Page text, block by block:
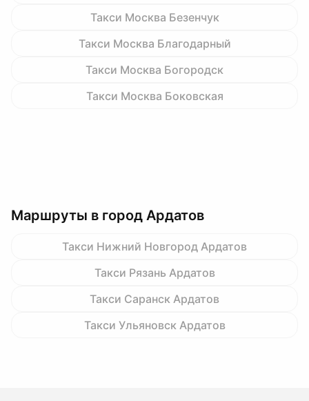
Такси Москва Безенчук
Такси Москва Благодарный
Такси Москва Богородск
Такси Москва Боковская
Маршруты в город Ардатов
Такси Нижний Новгород Ардатов
Такси Рязань Ардатов
Такси Саранск Ардатов
Такси Ульяновск Ардатов